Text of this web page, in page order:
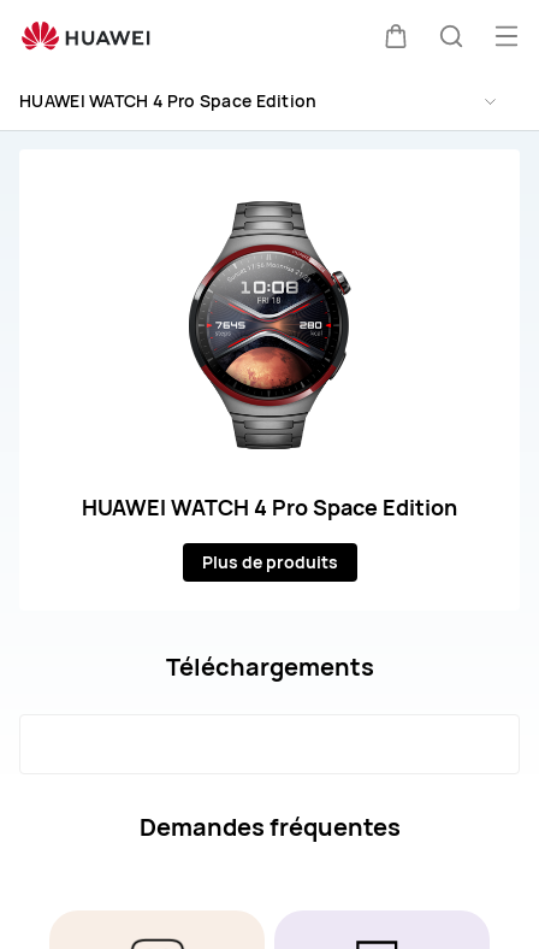
WATCH
Pro
Space
HUAWEI WATCH 4 Pro Space Edition
HUAWEI WATCH 4 Pro Space Edition
Plus de produits
Téléchargements
Demandes fréquentes